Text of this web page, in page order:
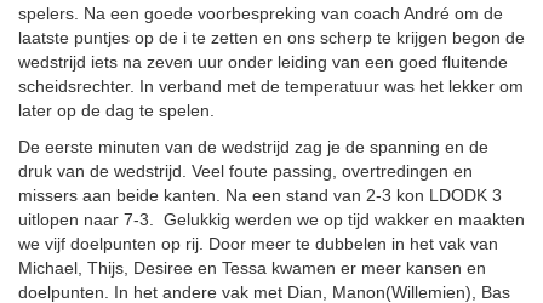
spelers. Na een goede voorbespreking van coach André om de
laatste puntjes op de i te zetten en ons scherp te krijgen begon de
wedstrijd iets na zeven uur onder leiding van een goed fluitende
scheidsrechter. In verband met de temperatuur was het lekker om
later op de dag te spelen.
De eerste minuten van de wedstrijd zag je de spanning en de
druk van de wedstrijd. Veel foute passing, overtredingen en
missers aan beide kanten. Na een stand van 2-3 kon LDODK 3
uitlopen naar 7-3. Gelukkig werden we op tijd wakker en maakten
we vijf doelpunten op rij. Door meer te dubbelen in het vak van
Michael, Thijs, Desiree en Tessa kwamen er meer kansen en
doelpunten. In het andere vak met Dian, Manon(Willemien), Bas